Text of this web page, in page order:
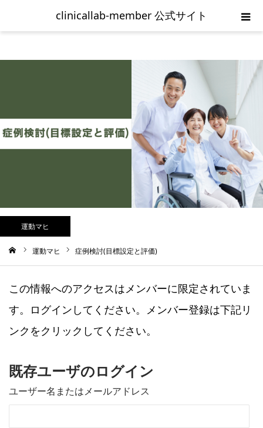
clinicallab-member 公式サイト
運動マヒ
運動マヒ 症例検討(目標設定と評価)
この情報へのアクセスはメンバーに限定されていま
す。ログインしてください。メンバー登録は下記リ
ンクをクリックしてください。
既存ユーザのログイン
ユーザー名またはメールアドレス
新規登録
clinicallab-memberログイン
利用規約